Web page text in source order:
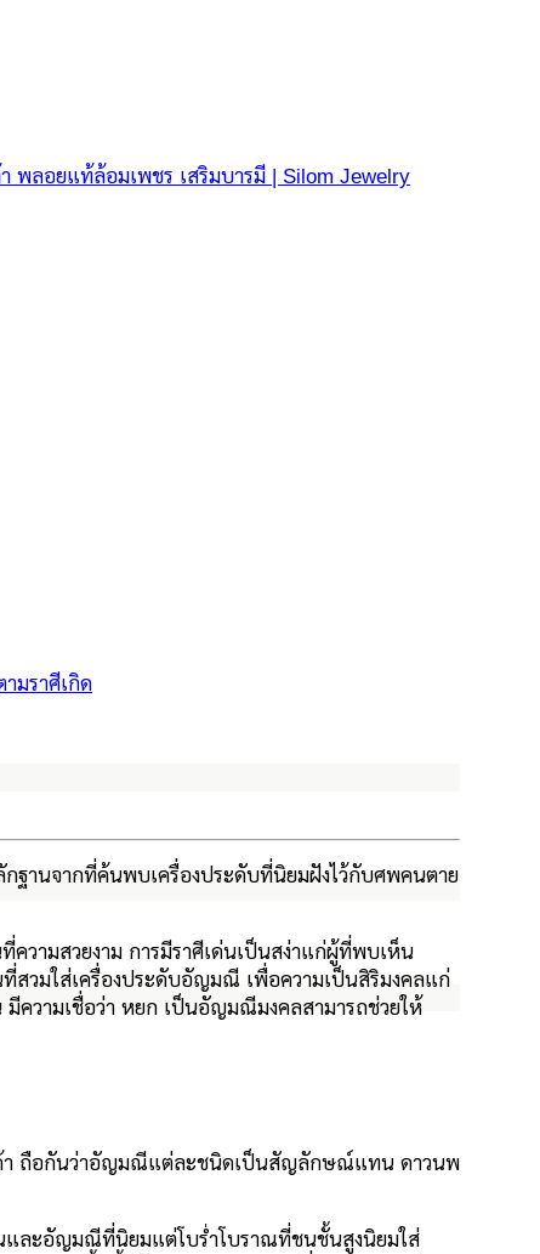
ฐานจากที่ค้นพบเครื่องประดับที่นิยมฝังไว้กับศพคนตาย
ามสวยงาม การมีราศีเด่นเป็นสง่าแก่ผู้ที่พบเห็น
สวมใส่เครื่องประดับอัญมณี เพื่อความเป็นสิริมงคลแก่
ความเชื่อว่า หยก เป็นอัญมณีมงคลสามารถช่วยให้
ก้า ถือกันว่าอัญมณีแต่ละชนิดเป็นสัญลักษณ์แทน ดาวนพ
และอัญมณีที่นิยมแต่โบร่ำโบราณที่ชนชั้นสูงนิยมใส่